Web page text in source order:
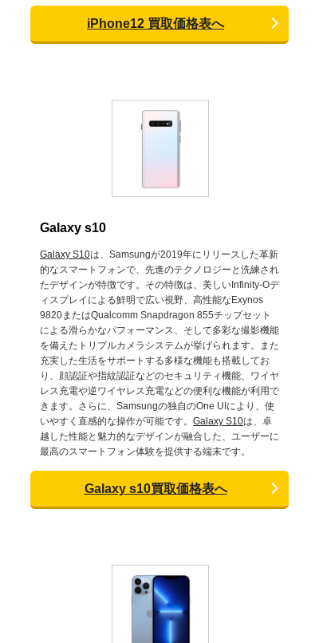
iPhone12 買取価格表へ
Galaxy s10
Galaxy S10は、Samsungが2019年にリリースした革新
的なスマートフォンで、先進のテクノロジーと洗練され
たデザインが特徴です。その特徴は、美しいInfinity-Oデ
ィスプレイによる鮮明で広い視野、高性能なExynos
9820またはQualcomm Snapdragon 855チップセット
による滑らかなパフォーマンス、そして多彩な撮影機能
を備えたトリプルカメラシステムが挙げられます。また
充実した生活をサポートする多様な機能も搭載してお
り、顔認証や指紋認証などのセキュリティ機能、ワイヤ
レス充電や逆ワイヤレス充電などの便利な機能が利用で
きます。さらに、Samsungの独自のOne UIにより、使
いやすく直感的な操作が可能です。 Galaxy S10は、卓
越した性能と魅力的なデザインが融合した、ユーザーに
最高のスマートフォン体験を提供する端末です。
Galaxy s10買取価格表へ